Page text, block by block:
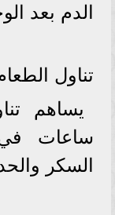
الدم بعد
تناول
ساعات في
السكر